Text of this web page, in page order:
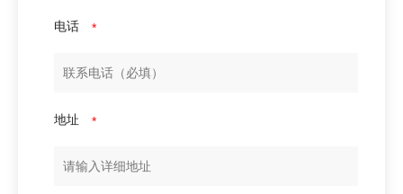
电话 *
地址 *